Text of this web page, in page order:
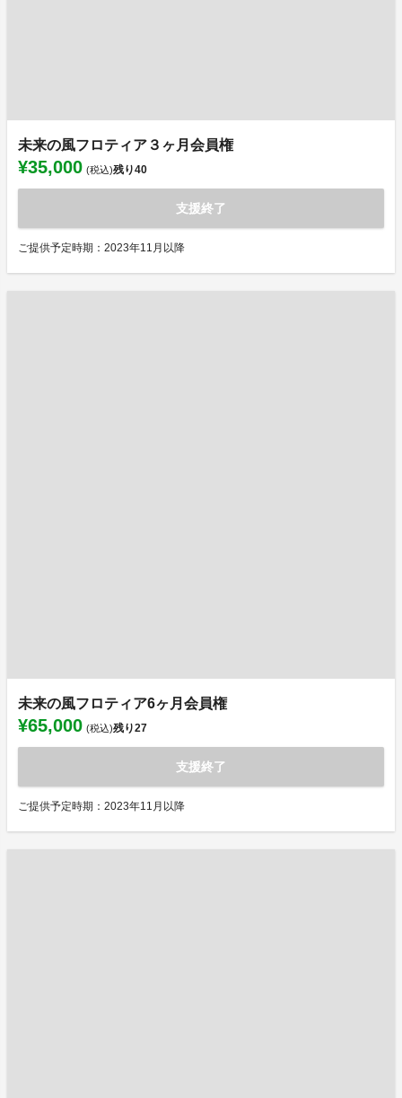
未来の風フロティア３ヶ月会員権
¥35,000 (税込)残り40
支援終了
ご提供予定時期：2023年11月以降
未来の風フロティア6ヶ月会員権
¥65,000 (税込)残り27
支援終了
ご提供予定時期：2023年11月以降